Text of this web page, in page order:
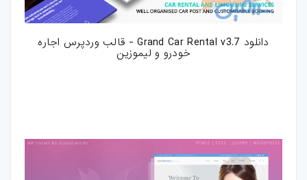
اسکریپت
اسکریپت-php
مقالات
ترفند-فتوشاپ
دانلود Grand Car Rental v3.7 - قالب وردپرس اجاره
خودرو و لیموزین